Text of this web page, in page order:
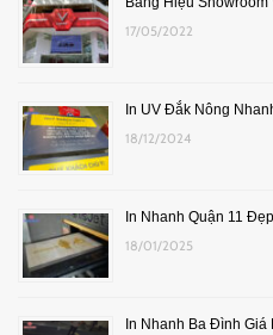
17/05/2022
In UV Đắk Nông
18/12/2024
In Nhanh Quận 11
18/01/2025
In Nhanh Ba Đình Giá